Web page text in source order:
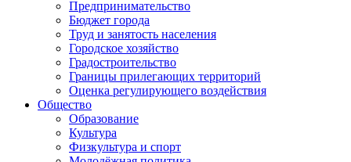
Предпринимательство
Бюджет города
Труд и занятость населения
Городское хозяйство
Градостроительство
Границы прилегающих территорий
Оценка регулирующего воздействия
Общество
Образование
Культура
Физкультура и спорт